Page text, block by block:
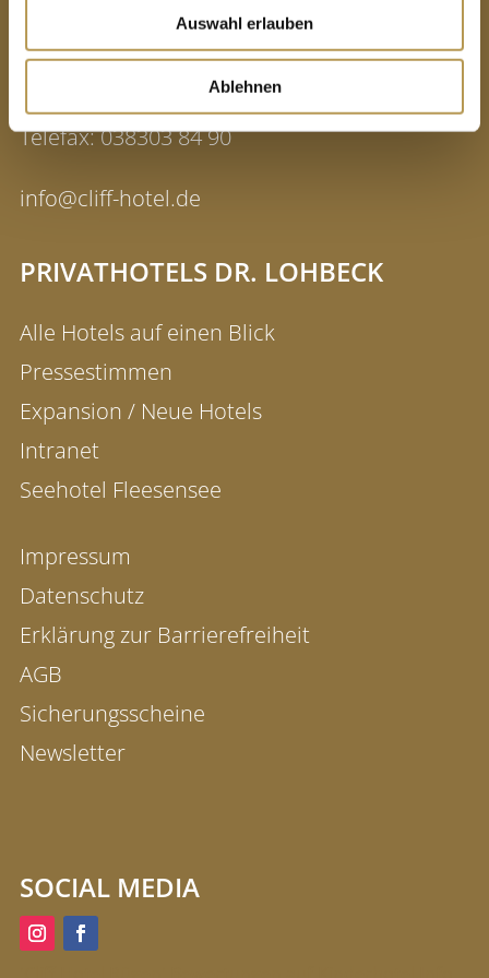
Auswahl erlauben
Ablehnen
18586 Ostseebad Sellin
Telefax:038303 84 90
info@cliff-hotel.de
PRIVATHOTELS DR. LOHBECK
Alle Hotels auf einen Blick
Pressestimmen
Expansion / Neue Hotels
Intranet
Seehotel Fleesensee
Impressum
Datenschutz
Erklärung zur Barrierefreiheit
AGB
Sicherungsscheine
Newsletter
SOCIAL MEDIA